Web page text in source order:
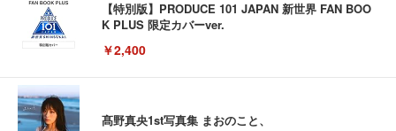
【特別版】PRODUCE 101 JAPAN 新世界 FAN BOO
K PLUS 限定カバーver.
￥2,400
髙野真央1st写真集 まおのこと、